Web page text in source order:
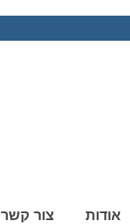
אודות
צור קשר